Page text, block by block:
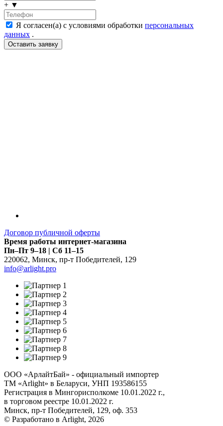
+ ▼
Я согласен(а) с условиями обработки персональных
данных .
Договор публичной оферты
Время работы интернет-магазина
Пн–Пт 9–18 | Сб 11–15
220062, Минск, пр-т Победителей, 129
info@arlight.pro
ООО «АрлайтБай» - официальный импортер
ТМ «Arlight» в Беларуси, УНП 193586155
Регистрация в Мингорисполкоме 10.01.2022 г.,
в торговом реестре 10.01.2022 г.
Минск, пр-т Победителей, 129, оф. 353
© Разработано в Arlight, 2026